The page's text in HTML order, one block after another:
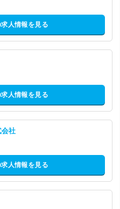
人情報を見る
人情報を見る
会社
人情報を見る